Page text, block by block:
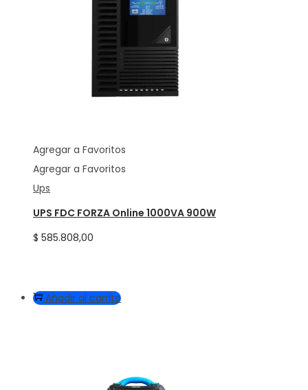
Agregar a Favoritos
Agregar a Favoritos
Ups
UPS FDC FORZA Online 1000VA 900W
$ 585.808,00
Añadir al carrito